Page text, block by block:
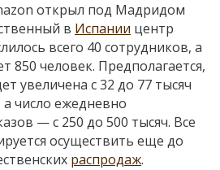
открыл под Мадридом
в Испании центр
всего 40 сотрудников, а
850 человек. Предполагается,
увеличена с 32 до 77 тысяч
число ежедневно
— с 250 до 500 тысяч. Все
осуществить еще до
распродаж.